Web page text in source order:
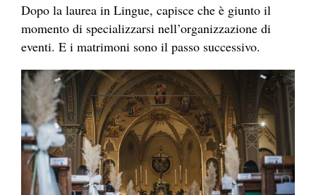
Dopo la laurea in Lingue, capisce che è giunto il
momento di specializzarsi nell’organizzazione di
eventi. E i matrimoni sono il passo successivo.